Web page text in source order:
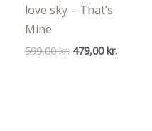
love sky – That’s
Mine
599,00kr. Den
479,00 kr.Den